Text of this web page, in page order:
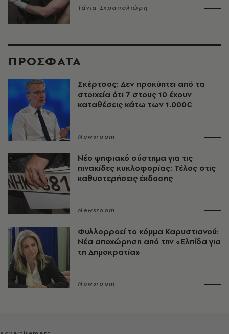
Τάνια Σκραπαλιώρη
ΠΡΟΣΦΑΤΑ
Σκέρτσος: Δεν προκύπτει από τα
στοιχεία ότι 7 στους 10 έχουν
καταθέσεις κάτω των 1.000€
Newsroom
Νέο ψηφιακό σύστημα για τις
πινακίδες κυκλοφορίας: Τέλος στις
καθυστερήσεις έκδοσης
Newsroom
Φυλλορροεί το κόμμα Καρυστιανού:
Νέα αποχώρηση από την «Ελπίδα για
τη Δημοκρατία»
Newsroom